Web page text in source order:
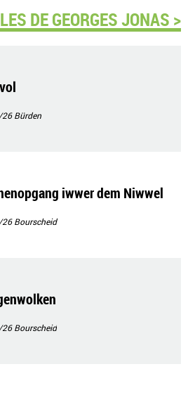
DE GEORGES JONAS >
26Bürden
iwwer dem Niwwel
26Bourscheid
26Bourscheid